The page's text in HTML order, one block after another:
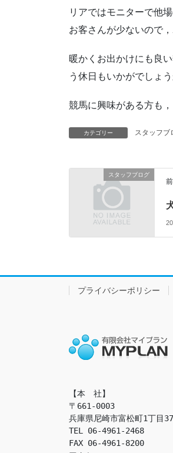
リアではモニターで他
お客さんが少ないので
暖かくお出かけにも良
う休日もいかがでしょう
競馬に興味がある方も
カテゴリー スタッフブ
スタッフブログ
プライバシーポリシー
【本　社】
〒661-0003
兵庫県尼崎市富松町1丁目
TEL 06-4961-2468
FAX 06-4961-8200